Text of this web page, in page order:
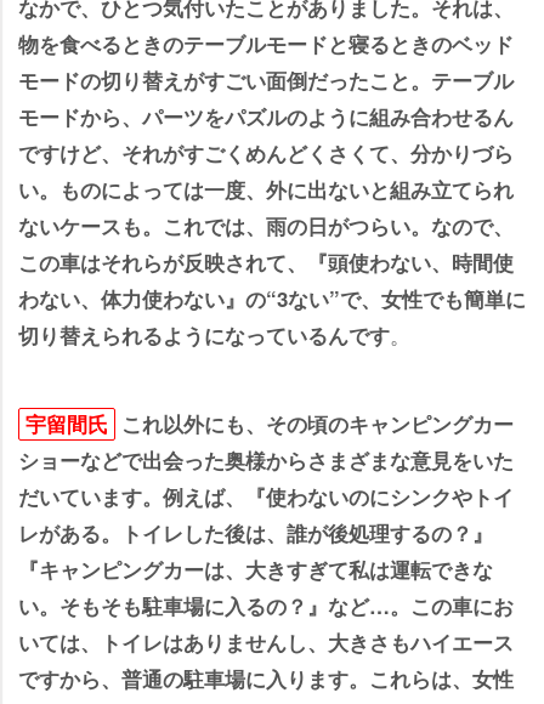
なかで、ひとつ気付いたことがありました。それは、
物を食べるときのテーブルモードと寝るときのベッド
モードの切り替えがすごい面倒だったこと。テーブル
モードから、パーツをパズルのように組み合わせるん
ですけど、それがすごくめんどくさくて、分かりづら
い。ものによっては一度、外に出ないと組み立てられ
ないケースも。これでは、雨の日がつらい。なので、
この車はそれらが反映されて、『頭使わない、時間使
わない、体力使わない』の“3ない”で、女性でも簡単に
切り替えられるようになっているんです。
宇留間氏 これ以外にも、その頃のキャンピングカー
ショーなどで出会った奥様からさまざまな意見をいた
だいています。例えば、『使わないのにシンクやトイ
レがある。トイレした後は、誰が後処理するの？』
『キャンピングカーは、大きすぎて私は運転できな
い。そもそも駐車場に入るの？』など…。この車にお
いては、トイレはありませんし、大きさもハイエース
ですから、普通の駐車場に入ります。これらは、女性